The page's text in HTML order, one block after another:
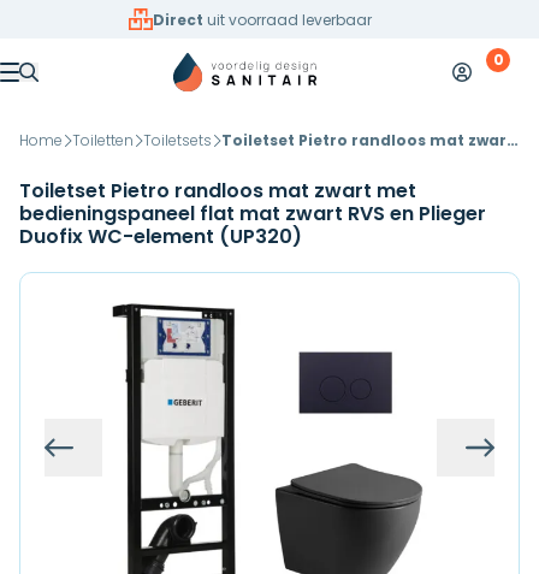
Overslaan naar inhoud
Direct uit voorraad leverbaar
Menu
Mijn 0
Home Toiletten Toiletsets Toiletset Pietro randloos mat zwart met bedieningspaneel flat mat zwart RVS en Plieger Duofix WC-element (UP320)
Toiletset Pietro randloos mat zwart met
bedieningspaneel flat mat zwart RVS en Plieger
Duofix WC-element (UP320)
Vorige